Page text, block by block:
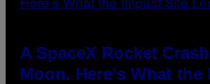
A SpaceX Rocket
Moon. Here’s What the